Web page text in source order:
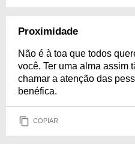
Proximidade
Não é à toa que todos
você. Ter uma alma assim
chamar a atenção das
benéfica.
COPIAR